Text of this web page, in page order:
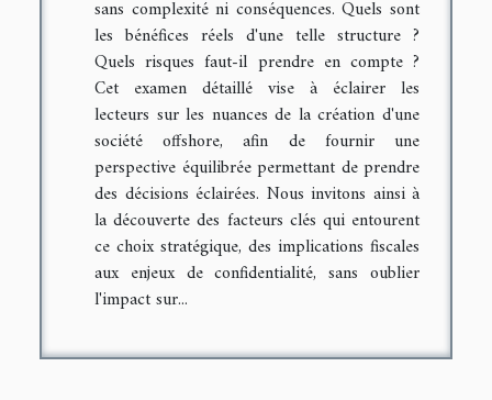
sans complexité ni conséquences. Quels sont
les bénéfices réels d'une telle structure ?
Quels risques faut-il prendre en compte ?
Cet examen détaillé vise à éclairer les
lecteurs sur les nuances de la création d'une
société offshore, afin de fournir une
perspective équilibrée permettant de prendre
des décisions éclairées. Nous invitons ainsi à
la découverte des facteurs clés qui entourent
ce choix stratégique, des implications fiscales
aux enjeux de confidentialité, sans oublier
l'impact sur...